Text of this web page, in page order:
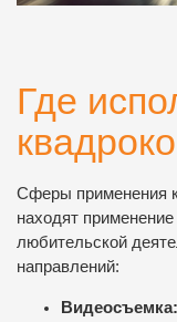
Где
Сферы применения
находят
любительской
направлений:
Видеосъемка: